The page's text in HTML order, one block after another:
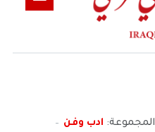
المجموعة: ادب وفن